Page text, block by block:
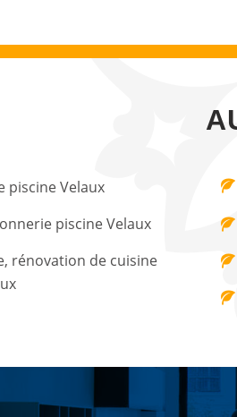
piscine Velaux
piscine Velaux
rénovation de cuisine